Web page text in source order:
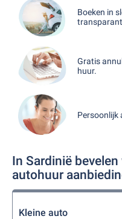
Boeken in
Gratis
huur.
Persoonlijk
In Sardinië
autohuur
Kleine auto